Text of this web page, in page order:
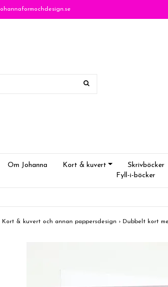
Om Johanna Kort & kuvert Skrivböcker
Fyll-i-böcker
Kort & kuvert och annan pappersdesign › Dubbelt kort